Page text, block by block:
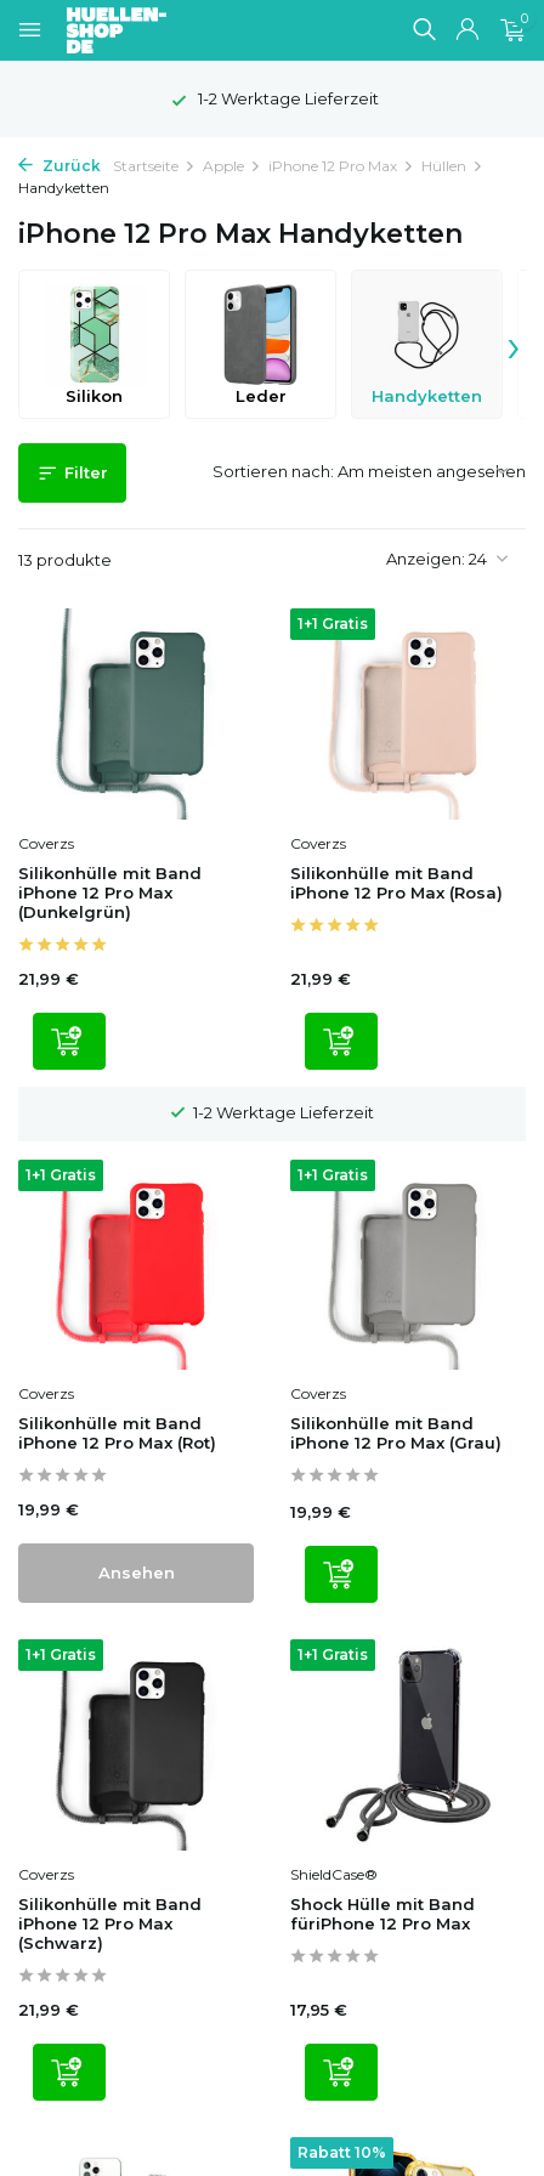
0
1-2 Werktage Lieferzeit
Zurück Startseite Apple iPhone 12 Pro Max
Hüllen
Handyketten
iPhone 12 Pro Max Handyketten
Silikon Leder Handyketten
›
Filter
13 produkte Anzeigen:
Sortieren nach:
Coverzs
Silikonhülle mit Band
iPhone 12 Pro Max
(Dunkelgrün)
21,99 €
1+1 Gratis
Coverzs
Silikonhülle mit Band
iPhone 12 Pro Max (Rosa)
21,99 €
100 Tage Widerrufsrecht
1+1 Gratis
Coverzs
Silikonhülle mit Band
iPhone 12 Pro Max (Rot)
19,99 €
Ansehen
1+1 Gratis
Coverzs
Silikonhülle mit Band
iPhone 12 Pro Max (Grau)
19,99 €
1+1 Gratis
Coverzs
Silikonhülle mit Band
iPhone 12 Pro Max
(Schwarz)
21,99 €
1+1 Gratis
ShieldCase®
Shock Hülle mit Band
füriPhone 12 Pro Max
17,95 €
Rabatt 10%